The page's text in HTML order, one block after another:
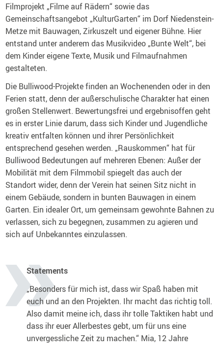
Filmprojekt „Filme auf Rädern“ sowie das
Gemeinschaftsangebot „KulturGarten“ im Dorf Niedenstein-
Metze mit Bauwagen, Zirkuszelt und eigener Bühne. Hier
entstand unter anderem das Musikvideo „Bunte Welt“, bei
dem Kinder eigene Texte, Musik und Filmaufnahmen
gestalteten.
Die Bulliwood-Projekte finden an Wochenenden oder in den
Ferien statt, denn der außerschulische Charakter hat einen
großen Stellenwert. Bewertungsfrei und ergebnisoffen geht
es in erster Linie darum, dass sich Kinder und Jugendliche
kreativ entfalten können und ihrer Persönlichkeit
entsprechend gesehen werden. „Rauskommen“ hat für
Bulliwood Bedeutungen auf mehreren Ebenen: Außer der
Mobilität mit dem Filmmobil spiegelt das auch der
Standort wider, denn der Verein hat seinen Sitz nicht in
einem Gebäude, sondern in bunten Bauwagen in einem
Garten. Ein idealer Ort, um gemeinsam gewohnte Bahnen zu
verlassen, sich zu begegnen, zusammen zu agieren und
sich auf Unbekanntes einzulassen.
Statements
„Besonders für mich ist, dass wir Spaß haben mit
euch und an den Projekten. Ihr macht das richtig toll.
Also damit meine ich, dass ihr tolle Taktiken habt und
dass ihr euer Allerbestes gebt, um für uns eine
unvergessliche Zeit zu machen.“ Mia, 12 Jahre